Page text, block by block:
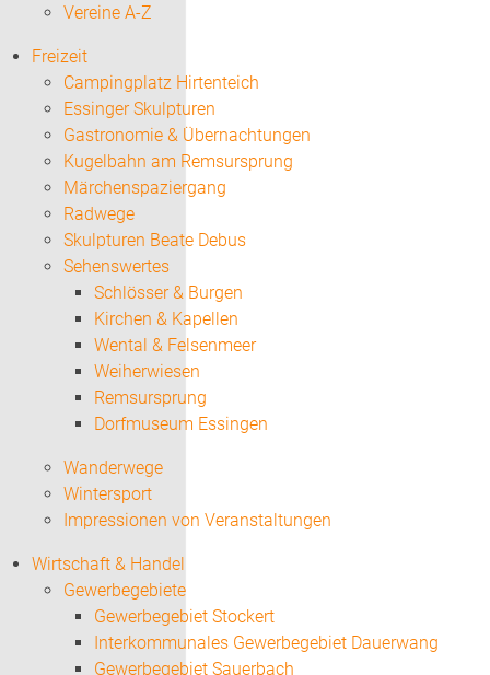
Vereine A-Z
Freizeit
Campingplatz Hirtenteich
Essinger Skulpturen
Gastronomie & Übernachtungen
Kugelbahn am Remsursprung
Märchenspaziergang
Radwege
Skulpturen Beate Debus
Sehenswertes
Schlösser & Burgen
Kirchen & Kapellen
Wental & Felsenmeer
Weiherwiesen
Remsursprung
Dorfmuseum Essingen
Wanderwege
Wintersport
Impressionen von Veranstaltungen
Wirtschaft & Handel
Gewerbegebiete
Gewerbegebiet Stockert
Interkommunales Gewerbegebiet Dauerwang
Gewerbegebiet Sauerbach